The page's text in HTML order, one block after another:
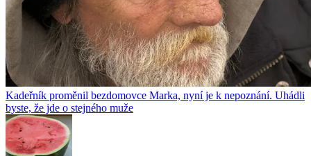
Kadeřník proměnil bezdomovce Marka, nyní je k nepoznání. Uhádli
byste, že jde o stejného muže